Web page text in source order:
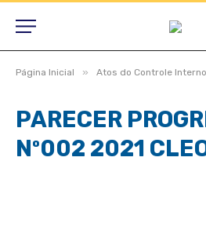
Página Inicial » Atos do Controle Interno
PARECER
Nº002 2021